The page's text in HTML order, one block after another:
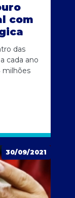
com
das
cada ano
milhões
30/09/2021